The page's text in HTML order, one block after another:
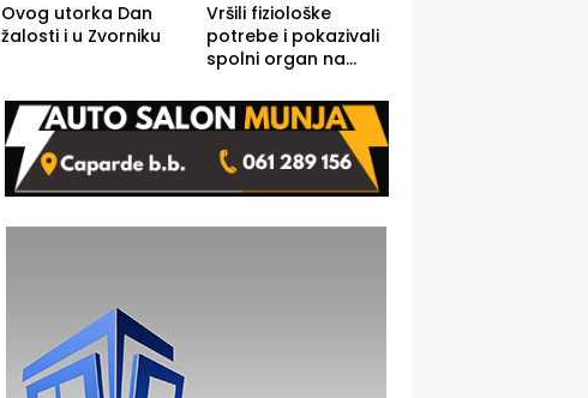
Ovog utorka Dan
žalosti i u Zvorniku
Vršili fiziološke
potrebe i pokazivali
spolni organ na
uslijedile kazne